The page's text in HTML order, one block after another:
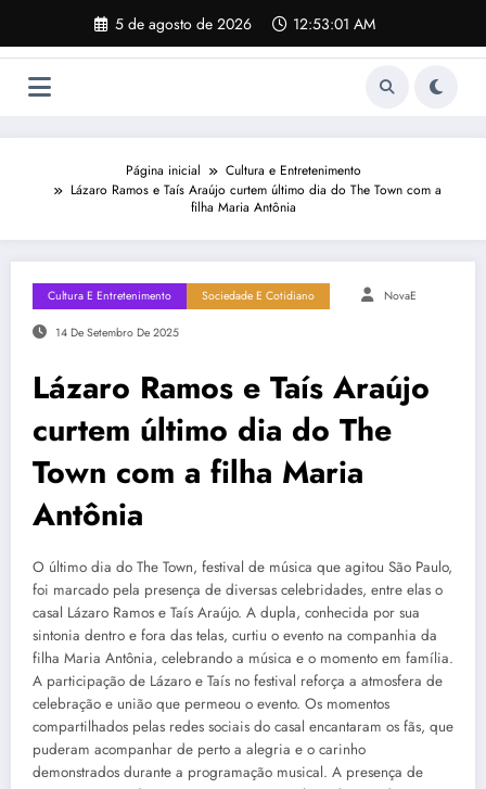
o
5 de agosto de 2026 12:53:02 AM
Página inicial
Cultura e Entretenimento
Lázaro Ramos e Taís Araújo curtem último dia do The Town com a
filha Maria Antônia
Cultura E Entretenimento Sociedade E Cotidiano NovaE
14 De Setembro De 2025
Lázaro Ramos e Taís Araújo
curtem último dia do The
Town com a filha Maria
Antônia
O último dia do The Town, festival de música que agitou São Paulo,
foi marcado pela presença de diversas celebridades, entre elas o
casal Lázaro Ramos e Taís Araújo. A dupla, conhecida por sua
sintonia dentro e fora das telas, curtiu o evento na companhia da
filha Maria Antônia, celebrando a música e o momento em família.
A participação de Lázaro e Taís no festival reforça a atmosfera de
celebração e união que permeou o evento. Os momentos
compartilhados pelas redes sociais do casal encantaram os fãs, que
puderam acompanhar de perto a alegria e o carinho
demonstrados durante a programação musical. A presença de